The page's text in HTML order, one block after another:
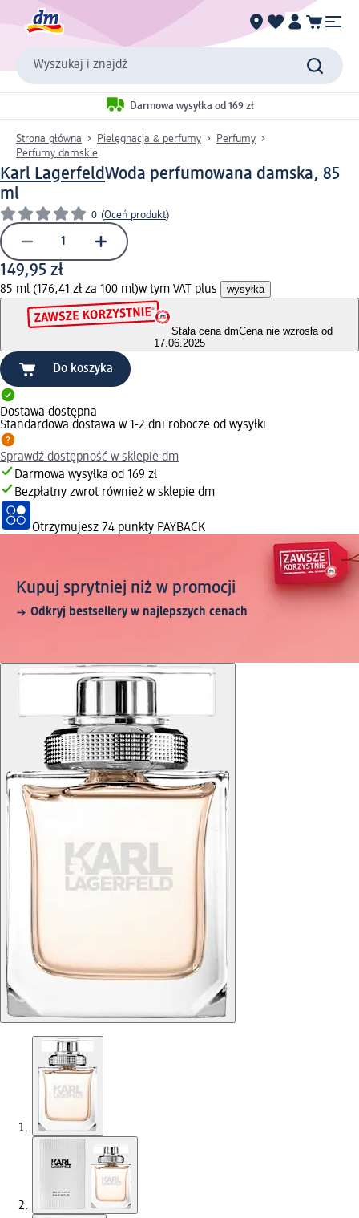
Wyszukaj i znajdź
Darmowa wysyłka od 169 zł
Strona główna Pielęgnacja & perfumy
Perfumy
Perfumy damskie
Karl LagerfeldWoda perfumowana damska, 85
ml
0 (Oceń produkt)
149,95 zł
85 ml (176,41 zł za 100 ml)w tym VAT plus wysyłka
Stała cena dmCena nie wzrosła od
17.06.2025
Do koszyka
Dostawa dostępna
Standardowa dostawa w 1-2 dni robocze od wysyłki
Sprawdź dostępność w sklepie dm
Darmowa wysyłka od 169 zł
Bezpłatny zwrot również w sklepie dm
Otrzymujesz 74 punkty PAYBACK
Kupuj sprytniej niż w promocji
Odkryj bestsellery w najlepszych cenach